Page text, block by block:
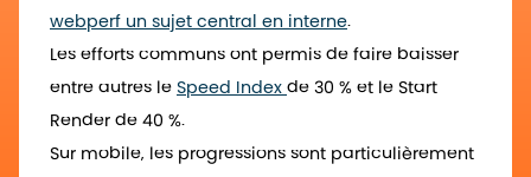
webperf un sujet central en interne.
Les efforts communs ont permis de faire baisser
entre autres le Speed Index de 30 % et le Start
Render de 40 %.
Sur mobile, les progressions sont particulièrement